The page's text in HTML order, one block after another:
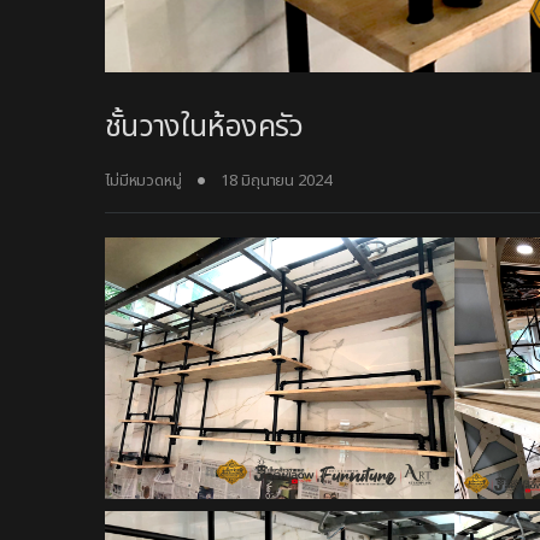
ชั้นวางในห้องครัว
ไม่มีหมวดหมู่ 18 มิถุนายน 2024